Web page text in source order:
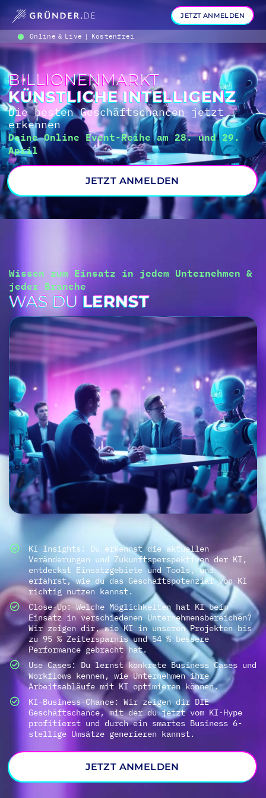
Online & Live | Kostenfrei
JETZT ANMELDEN
BILLIONENMARKT
KÜNSTLICHE INTELLIGENZ
Die besten Geschäftschancen jetzt
erkennen & pr
Deine Online Event-Reihe am 28. und 29.
April
JETZT ANMELDEN
Wissen zum Einsatz in jedem Unternehmen &
jeder Branche
WAS DU LERNST
KI Insights: Du erkennst die aktuellen
Veränderungen und Zukunftsperspektiven der KI,
entdeckst Einsatzgebiete und Tools, und
erfährst, wie du das Geschäftspotenzial von KI
richtig nutzen kannst.
Close-Up: Welche Möglichkeiten hat KI beim
Einsatz in verschiedenen Unternehmensbereichen?
Wir zeigen dir, wie KI in unseren Projekten bis
zu 95 % Zeitersparnis und 54 % bessere
Performance gebracht hat.
Use Cases: Du lernst konkrete Business Cases und
Workflows kennen, wie Unternehmen ihre
Arbeitsabläufe mit KI optimieren können.
KI-Business-Chance: Wir zeigen dir DIE
Geschäftschance, mit der du jetzt vom KI-Hype
profitierst und durch ein smartes Business 6-
stellige Umsätze generieren kannst.
JETZT ANMELDEN